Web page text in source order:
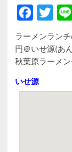
F
a
c
e
b
o
T
wi
tt
er
ラーメンラン
円＠いせ源(
秋葉原ラーメ
いせ源